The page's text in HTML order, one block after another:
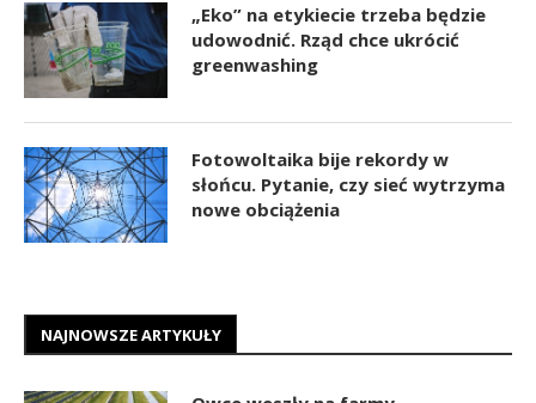
„Eko” na etykiecie trzeba będzie
udowodnić. Rząd chce ukrócić
greenwashing
Fotowoltaika bije rekordy w
słońcu. Pytanie, czy sieć wytrzyma
nowe obciążenia
NAJNOWSZE ARTYKUŁY